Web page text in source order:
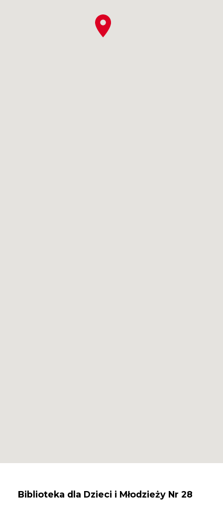
Biblioteka dla Dzieci i Młodzieży Nr 28